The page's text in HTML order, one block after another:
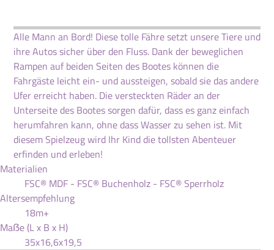
wird
zum
Warenkorb
hinzugefügt
Alle Mann an Bord! Diese tolle Fähre setzt unsere Tiere und
ihre Autos sicher über den Fluss. Dank der beweglichen
Rampen auf beiden Seiten des Bootes können die
Fahrgäste leicht ein- und aussteigen, sobald sie das andere
Ufer erreicht haben. Die versteckten Räder an der
Unterseite des Bootes sorgen dafür, dass es ganz einfach
herumfahren kann, ohne dass Wasser zu sehen ist. Mit
diesem Spielzeug wird Ihr Kind die tollsten Abenteuer
erfinden und erleben!
Materialien
FSC® MDF - FSC® Buchenholz - FSC® Sperrholz
Altersempfehlung
18m+
Maẞe (L x B x H)
35x16,6x19,5